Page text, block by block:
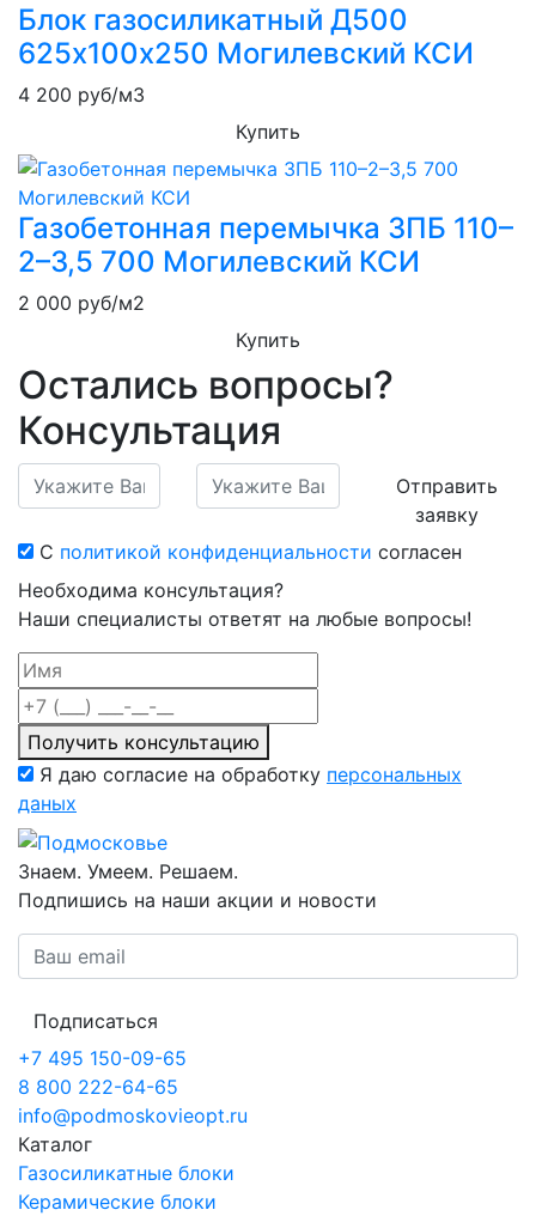
Блок газосиликатный Д500
625х100х250 Могилевский КСИ
4 200 руб/м3
Купить
Газобетонная перемычка 3ПБ 110–
2–3,5 700 Могилевский КСИ
2 000 руб/м2
Купить
Остались вопросы?
Консультация
Отправить
заявку
С политикой конфиденциальности согласен
Необходима консультация?
Наши специалисты ответят на любые вопросы!
Получить консультацию
Я даю согласие на обработку персональных
даных
Знаем. Умеем. Решаем.
Подпишись на наши акции и новости
Подписаться
+7 495 150-09-65
8 800 222-64-65
info@podmoskovieopt.ru
Каталог
Газосиликатные блоки
Керамические блоки